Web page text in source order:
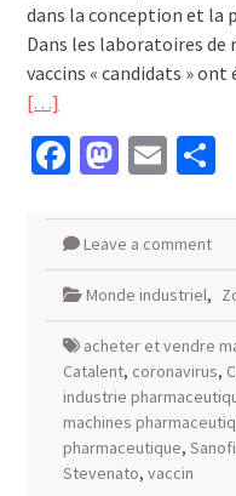
dans la conception et la
Dans les laboratoires de
vaccins « candidats »
[…]
Facebook
Email
Leave a comment
Monde industriel,
acheter et vendre
Catalent, coronavirus,
industrie
machines
pharmaceutique, Sanofi
Stevenato, vaccin